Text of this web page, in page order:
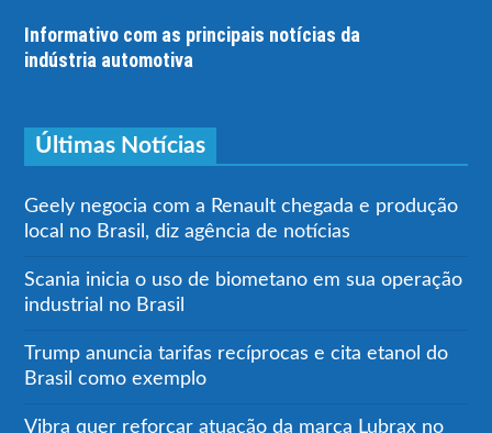
Informativo com as principais notícias da
indústria automotiva
Últimas Notícias
Geely negocia com a Renault chegada e produção
local no Brasil, diz agência de notícias
Scania inicia o uso de biometano em sua operação
industrial no Brasil
Trump anuncia tarifas recíprocas e cita etanol do
Brasil como exemplo
Vibra quer reforçar atuação da marca Lubrax no